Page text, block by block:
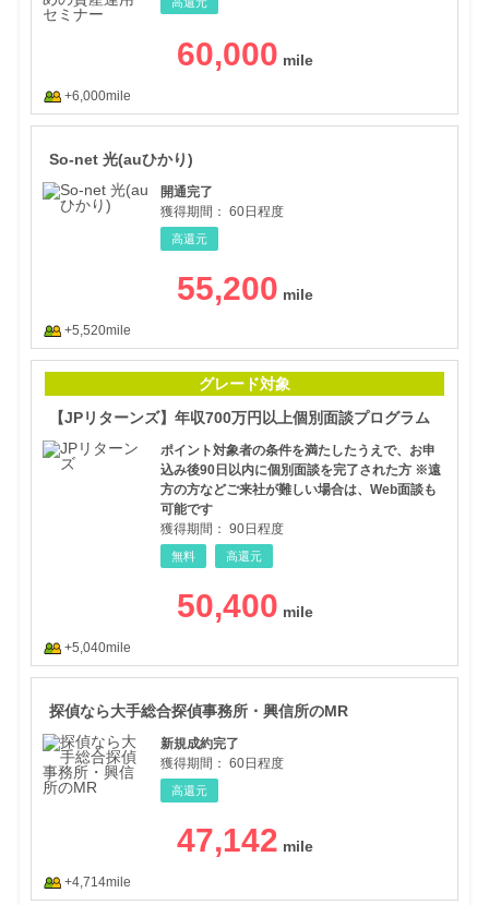
60,000
+6,000mile
So-net 光(auひかり)
開通完了
獲得期間： 60日程度
高還元
55,200
+5,520mile
グレード対象
【JPリターンズ】年収700万円以上個別面談プログラム
ポイント対象者の条件を満たしたうえで、お申
込み後90日以内に個別面談を完了された方 ※遠
方の方などご来社が難しい場合は、Web面談も
可能です
獲得期間： 90日程度
無料 高還元
50,400
+5,040mile
探偵なら大手総合探偵事務所・興信所のMR
新規成約完了
獲得期間： 60日程度
高還元
47,142
+4,714mile